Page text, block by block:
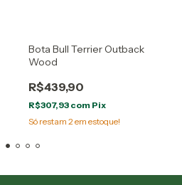
Bota Bull Terrier Outback
Wood
R$439,90
R$307,93 com Pix
Só restam 2em estoque!